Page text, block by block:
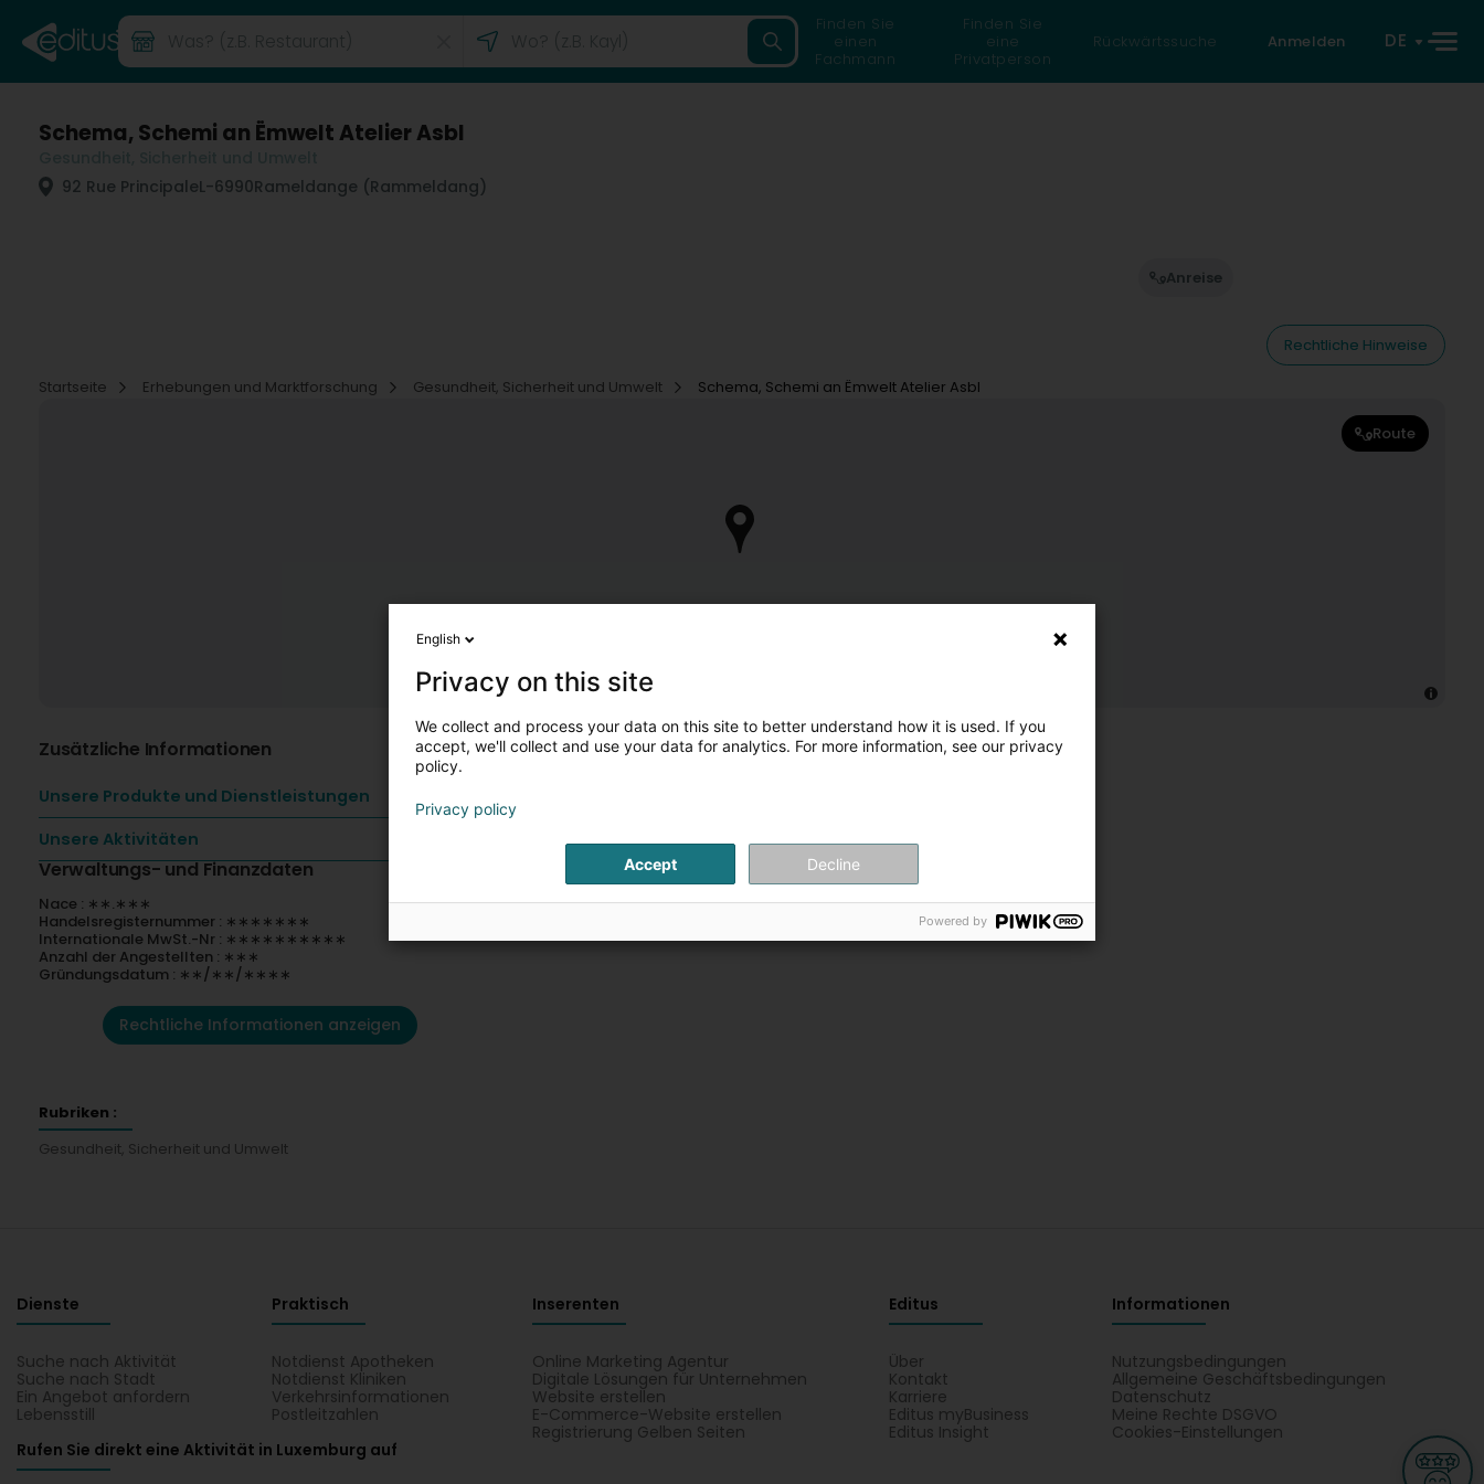
Finden Sie
einen
Fachmann
Finden Sie
eine
Privatperson
Rückwärtssuche Anmelden DE
Schema, Schemi an Ëmwelt Atelier Asbl
92 Rue PrincipaleL-6990Rameldange (Rammeldang)
Anreise
Rechtliche Hinweise
Startseite
Erhebungen und Marktforschung Gesundheit, Sicherheit und Umwelt Schema, Schemi an Ëmwelt Atelier Asbl
Route
Zusätzliche Informationen
Unsere Produkte und Dienstleistungen
Unsere Aktivitäten
Verwaltungs- und Finanzdaten
Nace : ∗∗.∗∗∗
Handelsregisternummer : ∗∗∗∗∗∗∗
Internationale MwSt.-Nr : ∗∗∗∗∗∗∗∗∗∗
Anzahl der Angestellten : ∗∗∗
Gründungsdatum : ∗∗/∗∗/∗∗∗∗
Rechtliche Informationen anzeigen
Rubriken :
Gesundheit, Sicherheit und Umwelt
Dienste
Suche nach Aktivität
Suche nach Stadt
Ein Angebot anfordern
Lebensstill
Praktisch
Notdienst Apotheken
Notdienst Kliniken
Verkehrsinformationen
Postleitzahlen
Inserenten
Online Marketing Agentur
Digitale Lösungen für Unternehmen
Website erstellen
E-Commerce-Website erstellen
Registrierung Gelben Seiten
Editus
Über
Kontakt
Karriere
Editus myBusiness
Editus Insight
Informationen
Nutzungsbedingungen
Allgemeine Geschäftsbedingungen
Datenschutz
Meine Rechte DSGVO
Cookies-Einstellungen
Rufen Sie direkt eine Aktivität in Luxemburg auf
English
Privacy on this site
We collect and process your data on this site to better understand how it is used. If you
accept, we'll collect and use your data for analytics. For more information, see our privacy
policy.
Privacy policy
Accept Decline
Powered by